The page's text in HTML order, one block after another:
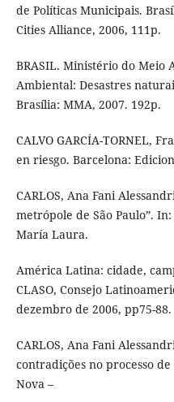
de Políticas Municipais.
Cities Alliance, 2006, 111p.
BRASIL. Ministério do Meio
Ambiental: Desastres
Brasília: MMA, 2007. 192p.
CALVO GARCÍA-TORNEL,
en riesgo. Barcelona:
CARLOS, Ana Fani
metrópole de São Paulo”. In:
María Laura.
América Latina: cidade,
CLASO, Consejo
dezembro de 2006, pp75-88.
CARLOS, Ana Fani
contradições no processo
Nova –